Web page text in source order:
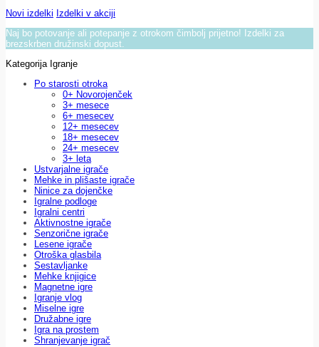
Novi izdelki Izdelki v akciji
Naj bo potovanje ali potepanje z otrokom čimbolj prijetno! Izdelki za
brezskrben družinski dopust.
Kategorija Igranje
Po starosti otroka
0+ Novorojenček
3+ mesece
6+ mesecev
12+ mesecev
18+ mesecev
24+ mesecev
3+ leta
Ustvarjalne igrače
Mehke in plišaste igrače
Ninice za dojenčke
Igralne podloge
Igralni centri
Aktivnostne igrače
Senzorične igrače
Lesene igrače
Otroška glasbila
Sestavljanke
Mehke knjigice
Magnetne igre
Igranje vlog
Miselne igre
Družabne igre
Igra na prostem
Shranjevanje igrač